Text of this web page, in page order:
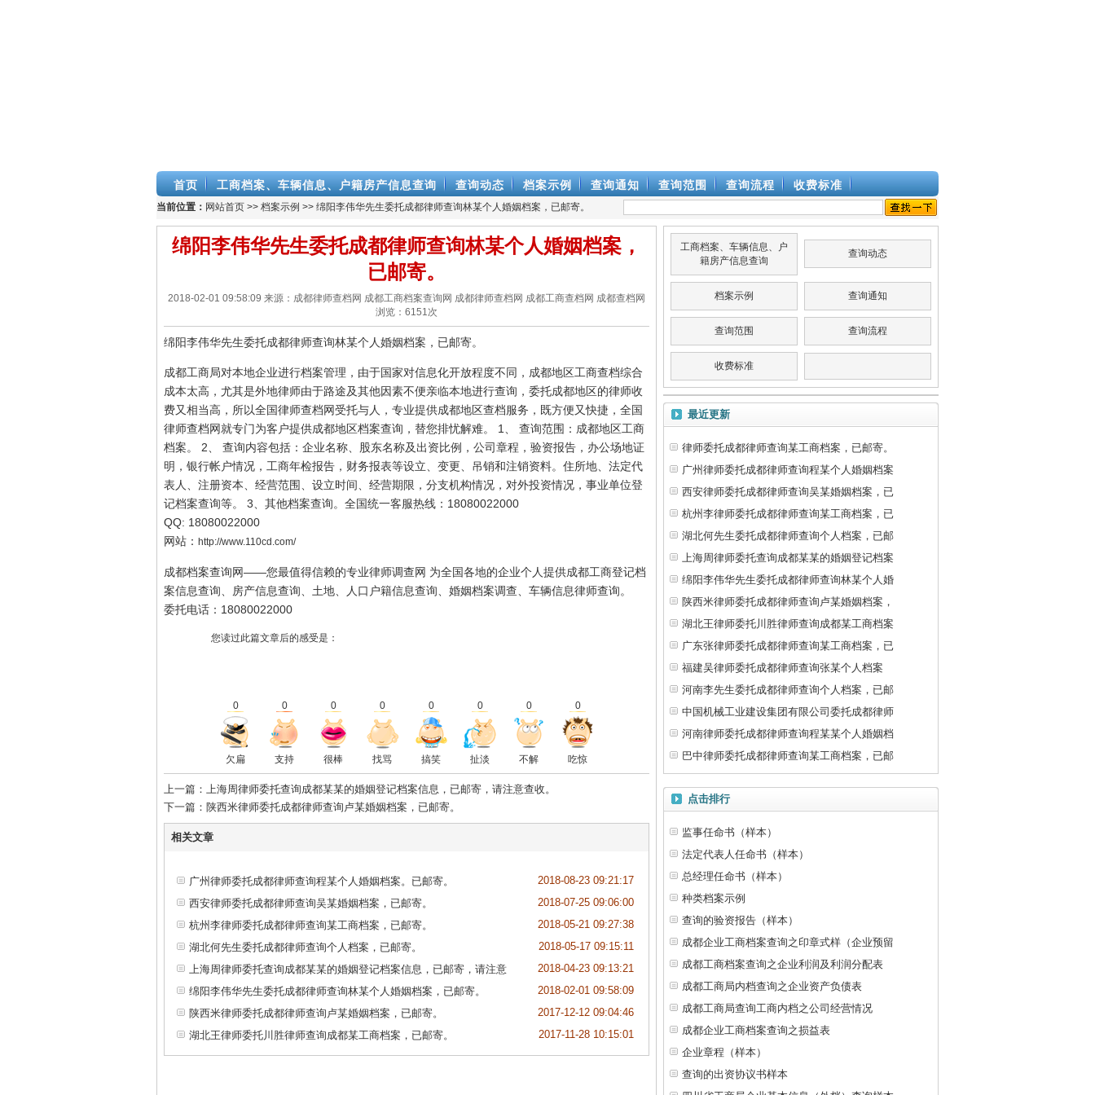
首页 工商档案、车辆信息、户籍房产信息查询 查询动态 档案示例 查询通知 查询范围 查询流程 收费标准
当前位置： 网站首页 >> 档案示例 >> 绵阳李伟华先生委托成都律师查询林某个人婚姻档案，已邮寄。
绵阳李伟华先生委托成都律师查询林某个人婚姻档案，
已邮寄。
2018-02-01 09:58:09 来源：成都律师查档网 成都工商档案查询网 成都律师查档网 成都工商查档网 成都查档网
浏览： 6151次
绵阳李伟华先生委托成都律师查询林某个人婚姻档案，已邮寄。
成都工商局对本地企业进行档案管理，由于国家对信息化开放程度不同，成都地区工商查档综合
成本太高，尤其是外地律师由于路途及其他因素不便亲临本地进行查询，委托成都地区的律师收
费又相当高，所以全国律师查档网受托与人，专业提供成都地区查档服务，既方便又快捷，全国
律师查档网就专门为客户提供成都地区档案查询，替您排忧解难。 1、 查询范围：成都地区工商
档案。 2、 查询内容包括：企业名称、股东名称及出资比例，公司章程，验资报告，办公场地证
明，银行帐户情况，工商年检报告，财务报表等设立、变更、吊销和注销资料。住所地、法定代
表人、注册资本、经营范围、设立时间、经营期限，分支机构情况，对外投资情况，事业单位登
记档案查询等。 3、其他档案查询。全国统一客服热线：18080022000
QQ: 18080022000
网站： http://www.110cd.com/
成都档案查询网——您最值得信赖的专业律师调查网 为全国各地的企业个人提供成都工商登记档
案信息查询、房产信息查询、土地、人口户籍信息查询、婚姻档案调查、车辆信息律师查询。
委托电话：18080022000
您读过此篇文章后的感受是：
0 0 0 0 0 0 0 0
欠扁 支持 很棒 找骂 搞笑 扯淡 不解 吃惊
上一篇：上海周律师委托查询成都某某的婚姻登记档案信息，已邮寄，请注意查收。
下一篇：陕西米律师委托成都律师查询卢某婚姻档案，已邮寄。
相关文章
广州律师委托成都律师查询程某个人婚姻档案。已邮寄。
2018-08-23 09:21:17
西安律师委托成都律师查询吴某婚姻档案，已邮寄。
2018-07-25 09:06:00
杭州李律师委托成都律师查询某工商档案，已邮寄。
2018-05-21 09:27:38
湖北何先生委托成都律师查询个人档案，已邮寄。
2018-05-17 09:15:11
上海周律师委托查询成都某某的婚姻登记档案信息，已邮寄，请注意
2018-04-23 09:13:21
绵阳李伟华先生委托成都律师查询林某个人婚姻档案，已邮寄。
2018-02-01 09:58:09
陕西米律师委托成都律师查询卢某婚姻档案，已邮寄。
2017-12-12 09:04:46
湖北王律师委托川胜律师查询成都某工商档案，已邮寄。
2017-11-28 10:15:01
工商档案、车辆信息、户
籍房产信息查询
查询动态
档案示例 查询通知
查询范围 查询流程
收费标准
最近更新
律师委托成都律师查询某工商档案，已邮寄。
广州律师委托成都律师查询程某个人婚姻档案
西安律师委托成都律师查询吴某婚姻档案，已
杭州李律师委托成都律师查询某工商档案，已
湖北何先生委托成都律师查询个人档案，已邮
上海周律师委托查询成都某某的婚姻登记档案
绵阳李伟华先生委托成都律师查询林某个人婚
陕西米律师委托成都律师查询卢某婚姻档案，
湖北王律师委托川胜律师查询成都某工商档案
广东张律师委托成都律师查询某工商档案，已
福建吴律师委托成都律师查询张某个人档案
河南李先生委托成都律师查询个人档案，已邮
中国机械工业建设集团有限公司委托成都律师
河南律师委托成都律师查询程某某个人婚姻档
巴中律师委托成都律师查询某工商档案，已邮
点击排行
监事任命书（样本）
法定代表人任命书（样本）
总经理任命书（样本）
种类档案示例
查询的验资报告（样本）
成都企业工商档案查询之印章式样（企业预留
成都工商档案查询之企业利润及利润分配表
成都工商局内档查询之企业资产负债表
成都工商局查询工商内档之公司经营情况
成都企业工商档案查询之损益表
企业章程（样本）
查询的出资协议书样本